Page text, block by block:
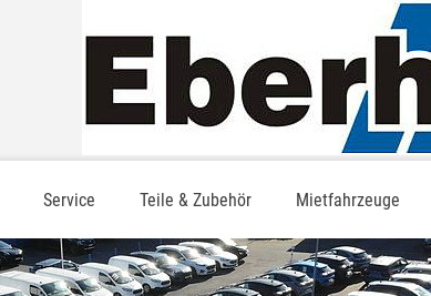
Service Teile & Zubehör Mietfahrzeuge